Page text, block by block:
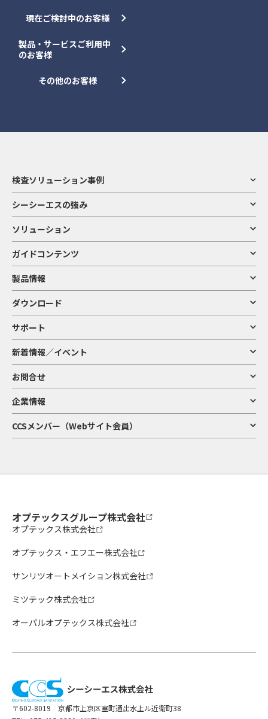
現在ご検討中のお客様
製品・サービスご利用中
のお客様
その他のお客様
検査ソリューション事例
シーシーエスの強み
ソリューション
ガイドコンテンツ
製品情報
ダウンロード
サポート
新着情報／イベント
お問合せ
企業情報
CCSメンバー（Webサイト会員）
オプテックスグループ株式会社
オプテックス株式会社
オプテックス・エフエー株式会社
サンリツオートメイション株式会社
ミツテック株式会社
オーパルオプテックス株式会社
〒602-8019 京都市上京区室町通出水上ル近衛町38